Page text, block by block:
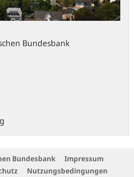
Bundesbank
Bundesbank
Impressum
Nutzungsbedingungen